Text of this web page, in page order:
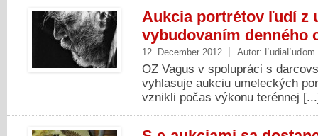
Aukcia portrétov ľudí z
vybudovaním denného
12. December 2012 Autor:
OZ Vagus v spolupráci s
vyhlasuje aukciu umeleckých
vznikli počas výkonu terénnej